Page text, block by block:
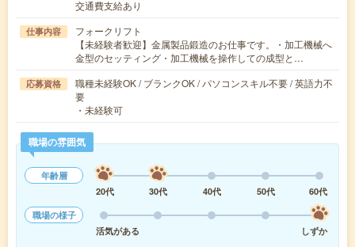
交通費支給あり
仕事内容
フォークリフト
【未経験者歓迎】金属製品鍛造のお仕事です。・加工機械へ
金型のセッティング・加工機械を操作しての成型と…
応募資格
職種未経験OK / ブランクOK / パソコンスキル不要 / 英語力不
要
・未経験可
職場の雰囲気
年齢層
20代
30代 40代 50代
60代
職場の様子
活気がある
しずか